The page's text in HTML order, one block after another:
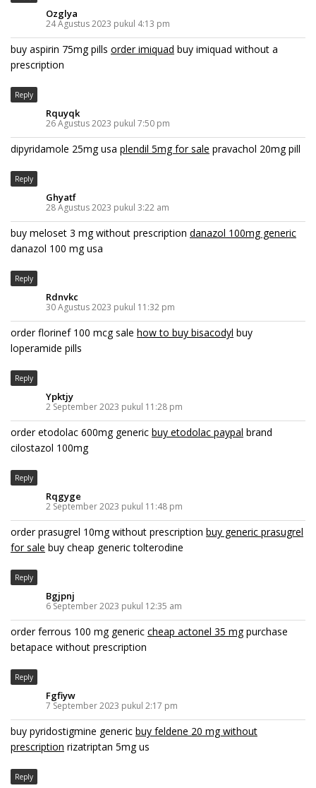
Ozglya
24 Agustus 2023 pukul 4:13 pm
buy aspirin 75mg pills order imiquad buy imiquad without a
prescription
Reply
Rquyqk
26 Agustus 2023 pukul 7:50 pm
dipyridamole 25mg usa plendil 5mg for sale pravachol 20mg pill
Reply
Ghyatf
28 Agustus 2023 pukul 3:22 am
buy meloset 3 mg without prescription danazol 100mg generic
danazol 100 mg usa
Reply
Rdnvkc
30 Agustus 2023 pukul 11:32 pm
order florinef 100 mcg sale how to buy bisacodyl buy
loperamide pills
Reply
Ypktjy
2 September 2023 pukul 11:28 pm
order etodolac 600mg generic buy etodolac paypal brand
cilostazol 100mg
Reply
Rqgyge
2 September 2023 pukul 11:48 pm
order prasugrel 10mg without prescription buy generic prasugrel
for sale buy cheap generic tolterodine
Reply
Bgjpnj
6 September 2023 pukul 12:35 am
order ferrous 100 mg generic cheap actonel 35 mgpurchase
betapace without prescription
Reply
Fgfiyw
7 September 2023 pukul 2:17 pm
buy pyridostigmine generic buy feldene 20 mg without
prescription rizatriptan 5mg us
Reply